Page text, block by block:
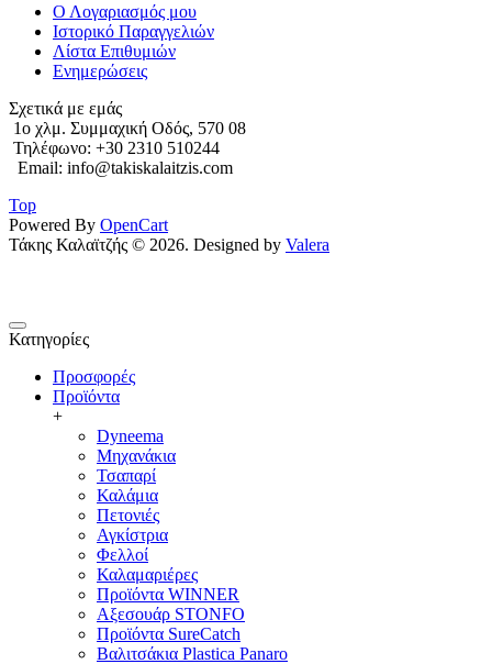
Ο Λογαριασμός μου
Ιστορικό Παραγγελιών
Λίστα Επιθυμιών
Ενημερώσεις
Σχετικά με εμάς
1o χλμ. Συμμαχική Οδός, 570 08
Τηλέφωνο: +30 2310 510244
Email: info@takiskalaitzis.com
Top
Powered By OpenCart
Τάκης Καλαϊτζής © 2026. Designed by Valera
Κατηγορίες
Προσφορές
Προϊόντα
+
Dyneema
Μηχανάκια
Τσαπαρί
Καλάμια
Πετονιές
Αγκίστρια
Φελλοί
Καλαμαριέρες
Προϊόντα WINNER
Αξεσουάρ STONFO
Προϊόντα SureCatch
Βαλιτσάκια Plastica Panaro